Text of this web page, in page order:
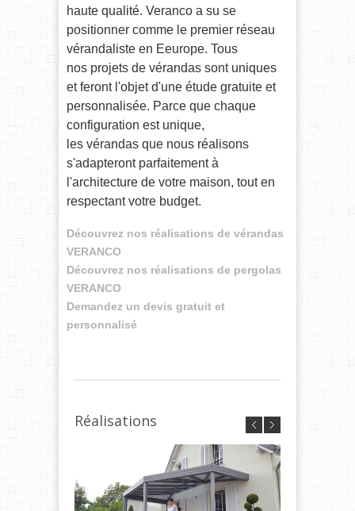
haute qualité. Veranco a su se
positionner comme le premier réseau
vérandaliste en Eeurope. Tous
nos projets de vérandas sont uniques
et feront l'objet d'une étude gratuite et
personnalisée. Parce que chaque
configuration est unique,
les vérandas que nous réalisons
s'adapteront parfaitement à
l'architecture de votre maison, tout en
respectant votre budget.
Découvrez nos réalisations de vérandas
VERANCO
Découvrez nos réalisations de pergolas
VERANCO
Demandez un devis gratuit et
personnalisé
Réalisations